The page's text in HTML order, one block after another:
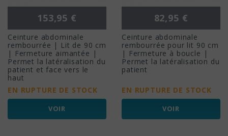
Prix
153,95 €
Ceinture abdominale
rembourrée | Lit de 90 cm
| Fermeture aimantée |
Permet la latéralisation du
patient et face vers le
haut
EN RUPTURE DE STOCK
VOIR
Prix
82,95 €
Ceinture abdominale
rembourrée pour lit 90 cm
| Fermeture à boucle |
Permet la latéralisation du
patient
EN RUPTURE DE STOCK
VOIR